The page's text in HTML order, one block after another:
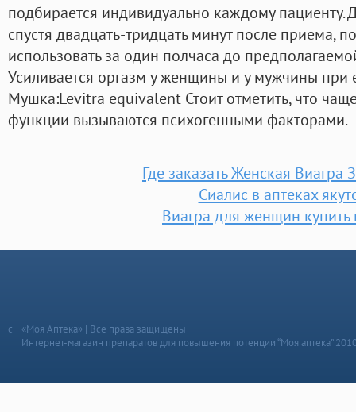
подбирается индивидуально каждому пациенту.
спустя двадцать-тридцать минут после приема,
использовать за один полчаса до
Усиливается оргазм у женщины и у мужчины при
Мушка:Levitra equivalent Стоит отметить, что
функции вызываются психогенными факторами.
Где заказать Женская Виагра
Сиалис в аптеках
Виагра для женщин
«Моя Аптека» | Все права защищены
Интернет-магазин препаратов для повышения потенции “Моя аптека”